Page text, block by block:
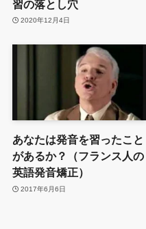
習の落とし穴
2020年12月4日
あなたは発音を習ったこと
があるか？（フランス人の
英語発音矯正）
2017年6月6日